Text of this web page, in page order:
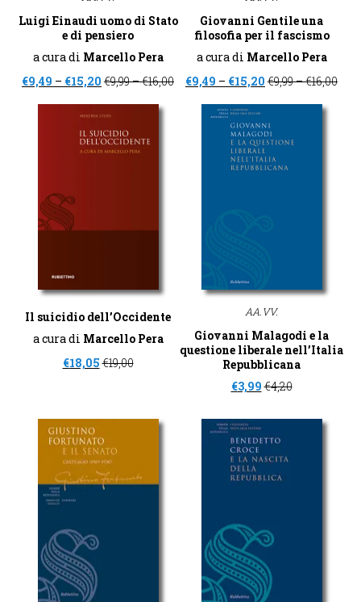
Luigi Einaudi uomo di Stato
e di pensiero
a cura di Marcello Pera
€9,49 – €15,20 €9,99–€16,00
Giovanni Gentile una
filosofia per il fascismo
a cura di Marcello Pera
€9,49 – €15,20 €9,99–€16,00
Il suicidio dell’Occidente
a cura di Marcello Pera
€18,05€19,00
AA.VV.
Giovanni Malagodi e la
questione liberale nell’Italia
Repubblicana
€3,99€4,20